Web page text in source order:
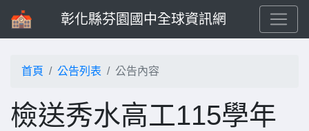
彰化縣芬園國中全球資訊網
首頁 公告列表 公告內容
檢送秀水高工115學年